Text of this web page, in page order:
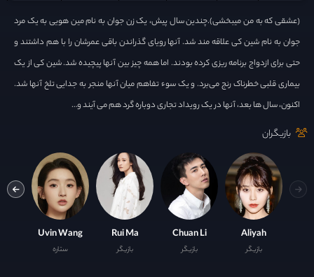
(عشقی که به من میبخشی).چندین سال پیش، یک زن جوان به نام مین هویی به یک مرد
جوان به نام شین کی علاقه مند شد. آنها رویای گذراندن باقی عمرشان را با هم داشتند و
حتی برای ازدواج برنامه ریزی کرده بودند. اما همه چیز بین آنها پیچیده شد. شین کی از یک
بیماری قلبی خطرناک رنج می‌برد. و یک سوء تفاهم میان آنها منجر به جدایی تلخ آنها شد.
اکنون، سال ها بعد، آنها در یک رویداد تجاری دوباره گرد هم می آیند و…
بازیگران
Aliyah
بازیگر
Chuan Li
بازیگر
Rui Ma
بازیگر
Uvin Wang
ستاره